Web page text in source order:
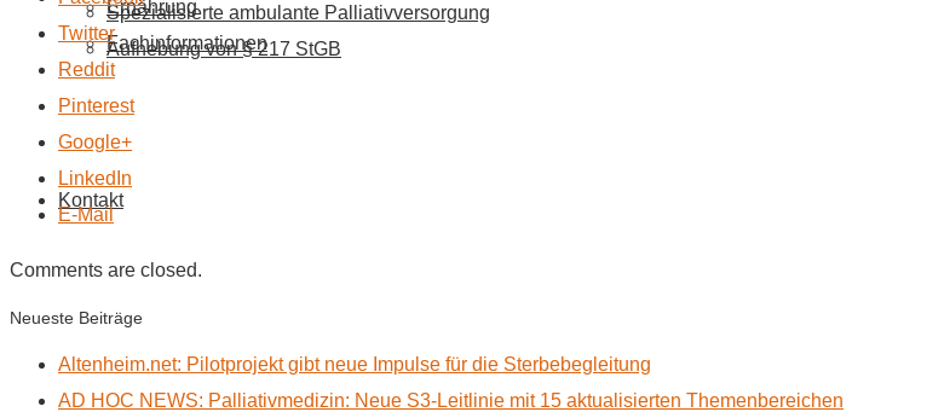
Ernährung
Fachinformationen
Spezialisierte ambulante Palliativversorgung
Aufhebung von § 217 StGB
Kontakt
Twitter
Reddit
Pinterest
Google+
LinkedIn
E-Mail
Comments are closed.
Neueste Beiträge
Altenheim.net: Pilotprojekt gibt neue Impulse für die Sterbebegleitung
AD HOC NEWS: Palliativmedizin: Neue S3-Leitlinie mit 15 aktualisierten Themenbereichen